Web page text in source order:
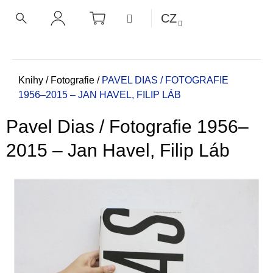
NÁKUPNÍ
KOŠÍK MENUCZ
Domů
Knihy / Fotografie / PAVEL DIAS / FOTOGRAFIE
1956–2015 – JAN HAVEL, FILIP LÁB
Pavel Dias / Fotografie 1956–
2015 – Jan Havel, Filip Láb
ZPĚT
ZPĚT
o
p
t
ř
e
b